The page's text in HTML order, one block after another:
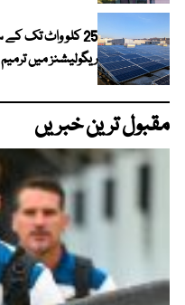
25 کلو واٹ تک کے
ریگولیشنز میں
مقبول ترین خبریں